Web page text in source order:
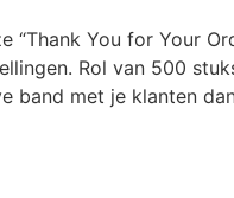
“Thank You for Your
Rol van 500
band met je klanten